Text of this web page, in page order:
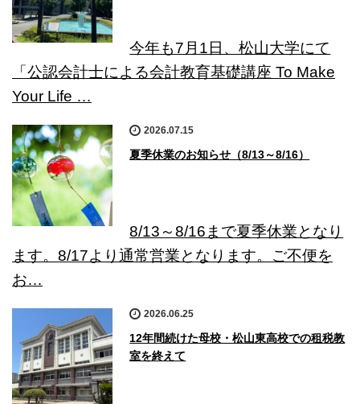
今年も7月1日、松山大学にて
「公認会計士による会計教育基礎講座 To Make
Your Life …
2026.07.15
夏季休業のお知らせ（8/13～8/16）
8/13～8/16まで夏季休業となり
ます。8/17より通常営業となります。ご不便を
お…
2026.06.25
12年間続けた母校・松山東高校での租税教
室を終えて